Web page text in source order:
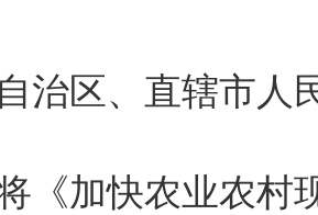
治区、直辖市人
加快农业农村现